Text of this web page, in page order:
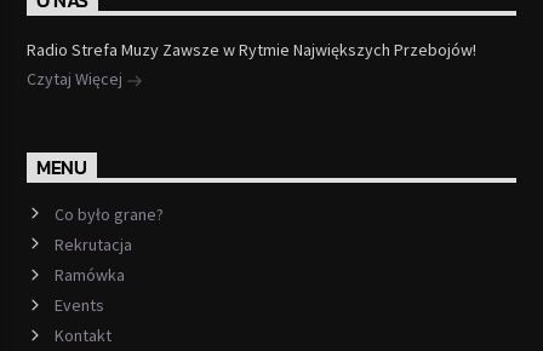
Radio Strefa Muzy Zawsze w Rytmie Największych Przebojów!
Czytaj Więcej
MENU
Co było grane?
Rekrutacja
Ramówka
Events
Kontakt